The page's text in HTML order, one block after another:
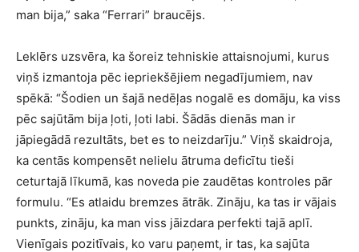
man bija,” saka “Ferrari” braucējs.
Leklērs uzsvēra, ka šoreiz tehniskie attaisnojumi, kurus
viņš izmantoja pēc iepriekšējiem negadījumiem, nav
spēkā: “Šodien un šajā nedēļas nogalē es domāju, ka viss
pēc sajūtām bija ļoti, ļoti labi. Šādās dienās man ir
jāpiegādā rezultāts, bet es to neizdarīju.” Viņš skaidroja,
ka centās kompensēt nelielu ātruma deficītu tieši
ceturtajā līkumā, kas noveda pie zaudētas kontroles pār
formulu. “Es atlaidu bremzes ātrāk. Zināju, ka tas ir vājais
punkts, zināju, ka man viss jāizdara perfekti tajā aplī.
Vienīgais pozitīvais, ko varu paņemt, ir tas, ka sajūta